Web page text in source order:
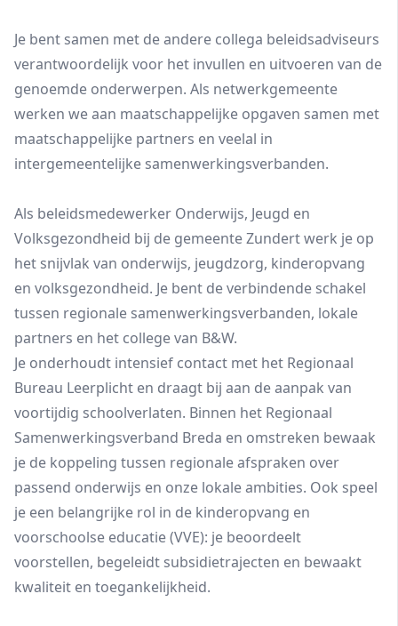
Je bent samen met de andere collega beleidsadviseurs
verantwoordelijk voor het invullen en uitvoeren van de
genoemde onderwerpen. Als netwerkgemeente
werken we aan maatschappelijke opgaven samen met
maatschappelijke partners en veelal in
intergemeentelijke samenwerkingsverbanden.
Als beleidsmedewerker Onderwijs, Jeugd en
Volksgezondheid bij de gemeente Zundert werk je op
het snijvlak van onderwijs, jeugdzorg, kinderopvang
en volksgezondheid. Je bent de verbindende schakel
tussen regionale samenwerkingsverbanden, lokale
partners en het college van B&W.
Je onderhoudt intensief contact met het Regionaal
Bureau Leerplicht en draagt bij aan de aanpak van
voortijdig schoolverlaten. Binnen het Regionaal
Samenwerkingsverband Breda en omstreken bewaak
je de koppeling tussen regionale afspraken over
passend onderwijs en onze lokale ambities. Ook speel
je een belangrijke rol in de kinderopvang en
voorschoolse educatie (VVE): je beoordeelt
voorstellen, begeleidt subsidietrajecten en bewaakt
kwaliteit en toegankelijkheid.